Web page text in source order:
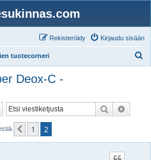
Kirjaudu sisään
Rekisteröidy
tuotecorneri
Deox-C -
Etsi
Edellinen
1 2